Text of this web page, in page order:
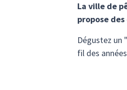
La ville de
propose
Dégustez un
fil des